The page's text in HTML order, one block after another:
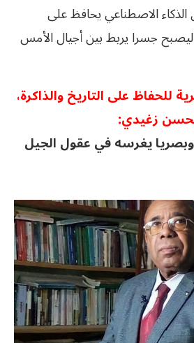
الاصطناعي يحافظ على
ليصبح جسرا يربط بين أجيال الأمس
للحفاظ على التاريخ والذاكرة،
زغيدي:
وبصريا يغرسه في عقول الجيل